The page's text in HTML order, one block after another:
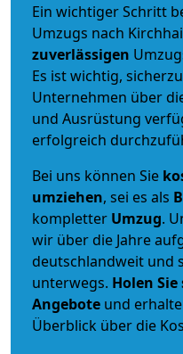
Ein wichtiger Schritt
Umzugs nach
zuverlässigen
Es ist wichtig,
Unternehmen über
und Ausrüstung
erfolgreich
Bei uns können Sie
umziehen, sei es als
kompletter Umzug.
wir über die Jahre
deutschlandweit und
unterwegs. Holen
Angebote und
Überblick über die